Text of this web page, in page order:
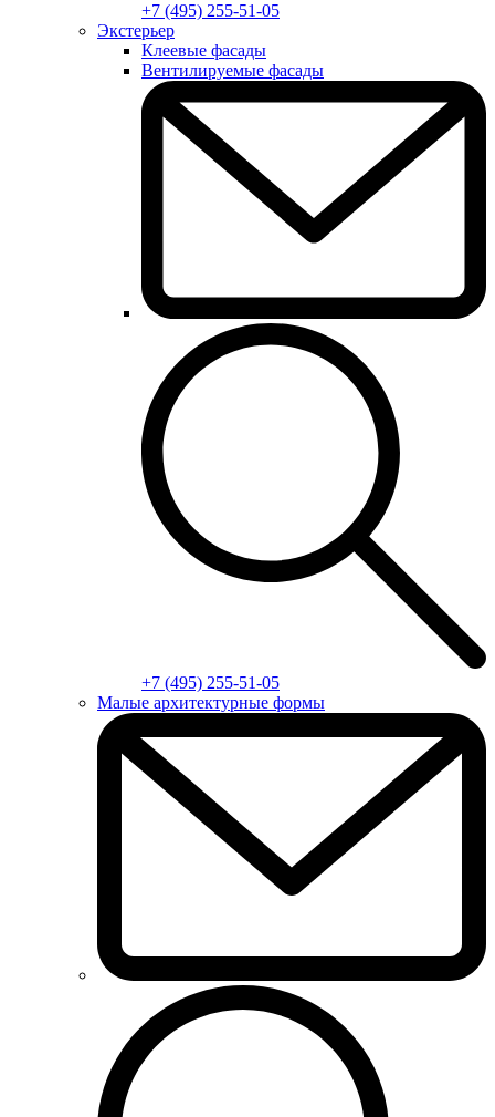
+7 (495) 255-51-05
Экстерьер
Клеевые фасады
Вентилируемые фасады
+7 (495) 255-51-05
Малые архитектурные формы